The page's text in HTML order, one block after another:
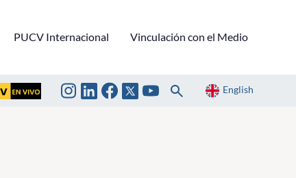
PUCV Internacional Vinculación con el Medio
English